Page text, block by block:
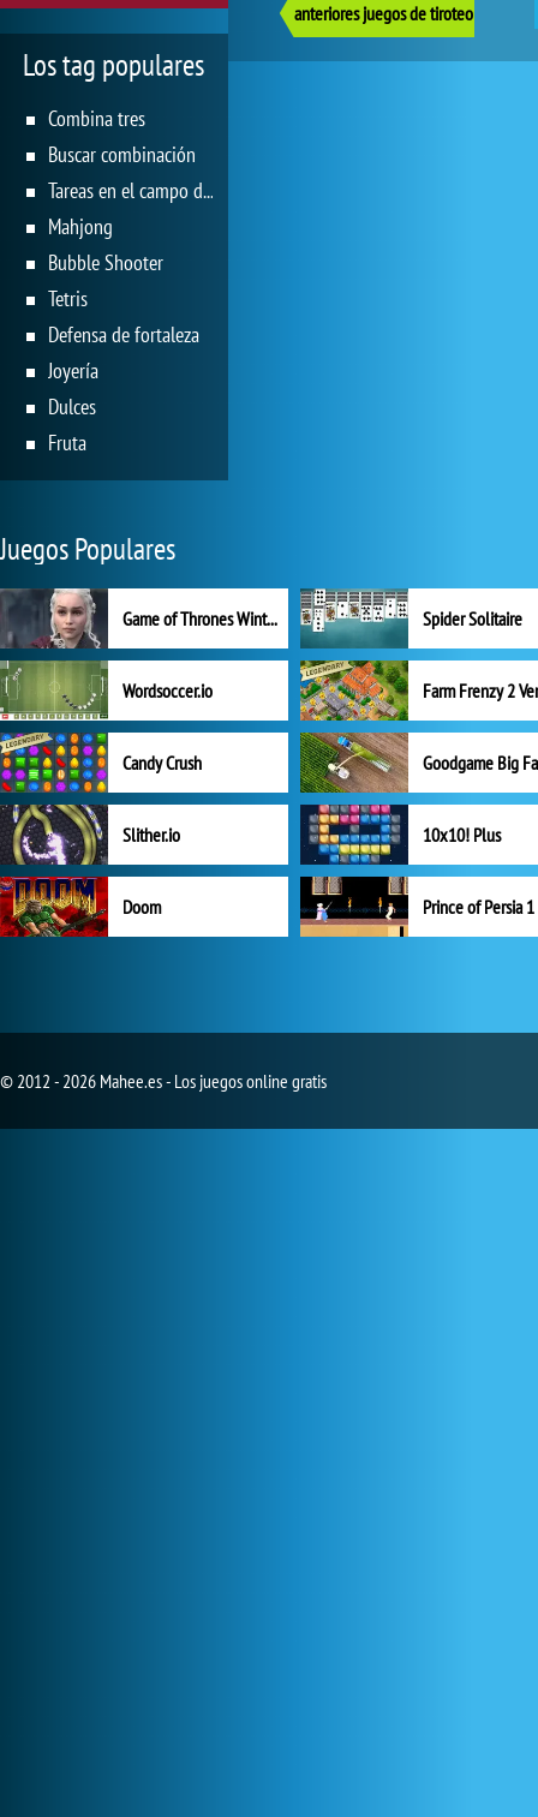
anteriores juegos de tiroteo
Los tag populares
Combina tres
Buscar combinación
Tareas en el campo de juego
Mahjong
Bubble Shooter
Tetris
Defensa de fortaleza
Joyería
Dulces
Fruta
Juegos Populares
Game of Thrones Winter is Coming Spider Solitaire
Wordsoccer.io
Candy Crush Goodgame Big
Slither.io 10x10! Plus
Doom Prince of Persia 1
© 2012 - 2026 Mahee.es - Los juegos online gratis